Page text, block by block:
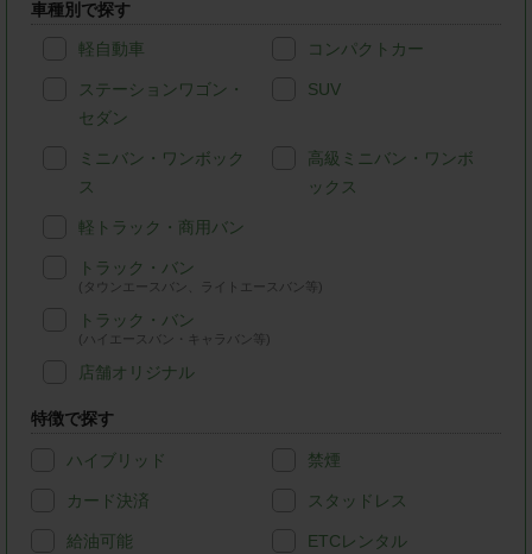
車種別で探す
軽自動車 コンパクトカー
ステーションワゴン・
セダン
SUV
ミニバン・ワンボック
ス
高級ミニバン・ワンボ
ックス
軽トラック・商用バン
トラック・バン
(タウンエースバン、ライトエースバン等)
トラック・バン
(ハイエースバン・キャラバン等)
店舗オリジナル
特徴で探す
ハイブリッド 禁煙
カード決済 スタッドレス
給油可能 ETCレンタル